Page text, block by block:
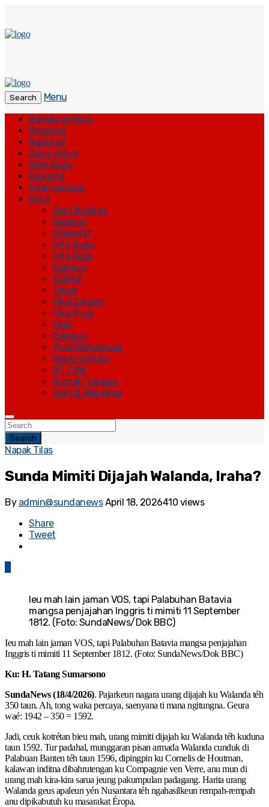
Search
Menu
Bandung Raya
Regional
Nasional
Gaya Hidup
Olah Raga
Ekonomi
Internasional
More
Seni Budaya
Resensi
Otomotif
Info Buku
Info Kota
Kampus
Kuliner
Tokoh
Fiksi Cerpen
Fiksi Puisi
Hobi
Kampus
Puisi Mahasiswa
Resensi Buku
RT / RW
Rumah Tangga
Sain & Teknologi
Search
Napak Tilas
Sunda Mimiti Dijajah Walanda, Iraha?
By admin@sundanews April 18, 2026410 views
Share
Tweet
Ieu mah lain jaman VOS, tapi Palabuhan Batavia
mangsa penjajahan Inggris ti mimiti 11 September
1812. (Foto: SundaNews/Dok BBC)
Ieu mah lain jaman VOS, tapi Palabuhan Batavia mangsa penjajahan
Inggris ti mimiti 11 September 1812. (Foto: SundaNews/Dok BBC)
Ku: H. Tatang Sumarsono
SundaNews (18/4/2026). Pajarkeun nagara urang dijajah ku Walanda téh
350 taun. Ah, tong waka percaya, saenyana ti mana ngitungna. Geura
waé: 1942 – 350 = 1592.
Jadi, ceuk kotrétan bieu mah, urang mimiti dijajah ku Walanda téh kuduna
taun 1592. Tur padahal, munggaran pisan armada Walanda cunduk di
Palabuan Banten téh taun 1596, dipingpin ku Cornelis de Houtman,
kalawan inditna dibahrutengan ku Compagnie ven Verre, anu mun di
urang mah kira-kira sarua jeung pakumpulan padagang. Harita urang
Walanda geus apaleun yén Nusantara téh ngahasilkeun rempah-rempah
anu dipikabutuh ku masarakat Éropa.